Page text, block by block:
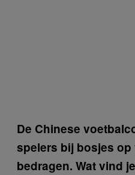
De Chinese
spelers bij bosjes
bedragen. Wat vind